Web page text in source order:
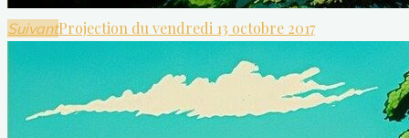
SuivantProjection du vendredi 13 octobre 2017